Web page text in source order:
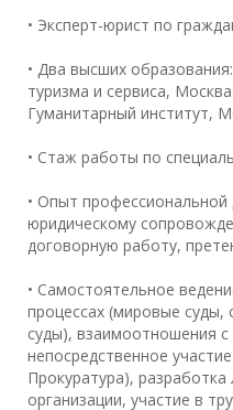
• Эксперт-юрист по
• Два высших
туризма и сервиса,
Гуманитарный институт,
• Стаж работы по
• Опыт
юридическому
договорную работу,
• Самостоятельное
процессах (мировые
суды), взаимоотношения
непосредственное
Прокуратура),
организации, участие в